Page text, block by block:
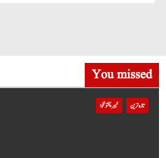
You missed
تازہ ترین خیبر پختونخوا